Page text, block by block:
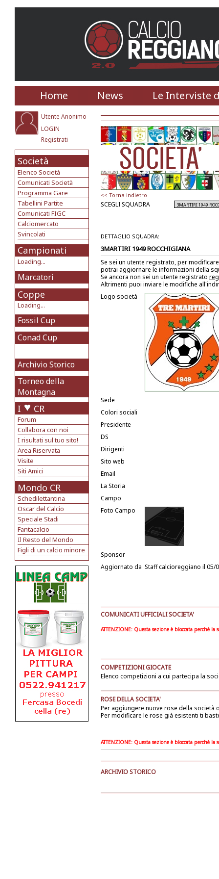
Home News Le Interviste
Utente Anonimo
LOGIN
Registrati
Società
Elenco Società
Comunicati Società
Programma Gare
Tabellini Partite
Comunicati FIGC
Calciomercato
Svincolati
Campionati
Loading...
Marcatori
Coppe
Loading...
Fossil Cup
Conad Cup
Archivio Storico
Torneo della
Montagna
I CR
Forum
Collabora con noi
I risultati sul tuo sito!
Area Riservata
Visite
Siti Amici
Mondo CR
Schedilettantina
Oscar del Calcio
Speciale Stadi
Fantacalcio
Il Resto del Mondo
Figli di un calcio minore
<< Torna indietro
SCEGLI SQUADRA
DETTAGLIO SQUADRA:
3MARTIRI 1949 ROCCHIGIANA
Se sei un utente registrato, per
potrai aggiornare le informazioni della
Se ancora non sei un utente registrato
Altrimenti puoi inviare le modifiche
Logo società
Sede
Colori sociali
Presidente
DS
Dirigenti
Sito web
Email
La Storia
Campo
Foto Campo
Sponsor
Aggiornato da Staff calcioreggiano il 05/
COMUNICATI UFFICIALI SOCIETA'
ATTENZIONE: Questa sezione è bloccata perchè
COMPETIZIONI GIOCATE
Elenco competizioni a cui partecipa la
ROSE DELLA SOCIETA'
Per aggiungere nuove rose della società
Per modificare le rose già esistenti ti
ATTENZIONE: Questa sezione è bloccata perchè
ARCHIVIO STORICO